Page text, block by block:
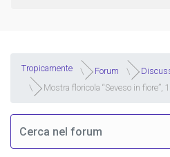
Tropicamente Forum
Mostra floricola “Seveso in fiore”,